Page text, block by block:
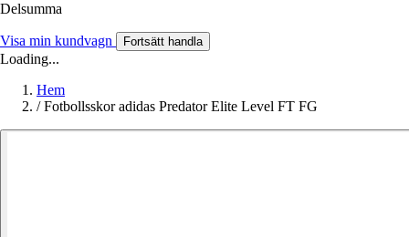
Delsumma
Visa min kundvagn Fortsätt handla
Loading...
Hem
/ Fotbollsskor adidas Predator Elite Level FT FG